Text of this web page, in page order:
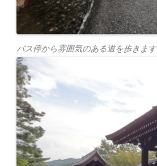
バス停から雰囲気のある道を歩きます